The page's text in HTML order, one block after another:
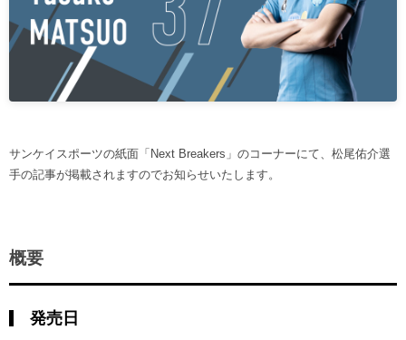
Buy Ticket Here
観戦ルール・マナー
フリ丸のページ
ヒストリー
サステナビリティ
横浜FCスポーツクラブ
横浜FC公式オンラインショップ
クラブメンバー
スタータークラブ
オリジナルビール
アカデミー
育成ビジョン
アカデミー選手
アカデミースタッフ
サッカースクール
パートナー
あしながドリーム基金
サンケイスポーツの紙面「Next Breakers」のコーナーにて、松尾佑介選
手の記事が掲載されますのでお知らせいたします。
概要
発売日